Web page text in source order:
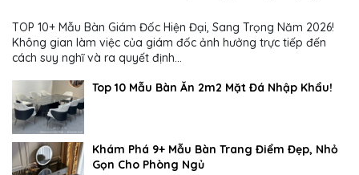
TOP 10+ Mẫu Bàn Giám Đốc Hiện Đại, Sang Trọng Năm 2026!
Không gian làm việc của giám đốc ảnh hưởng trực tiếp đến
cách suy nghĩ và ra quyết định...
Top 10 Mẫu Bàn Ăn 2m2 Mặt Đá Nhập Khẩu!
Khám Phá 9+ Mẫu Bàn Trang Điểm Đẹp, Nhỏ
Gọn Cho Phòng Ngủ